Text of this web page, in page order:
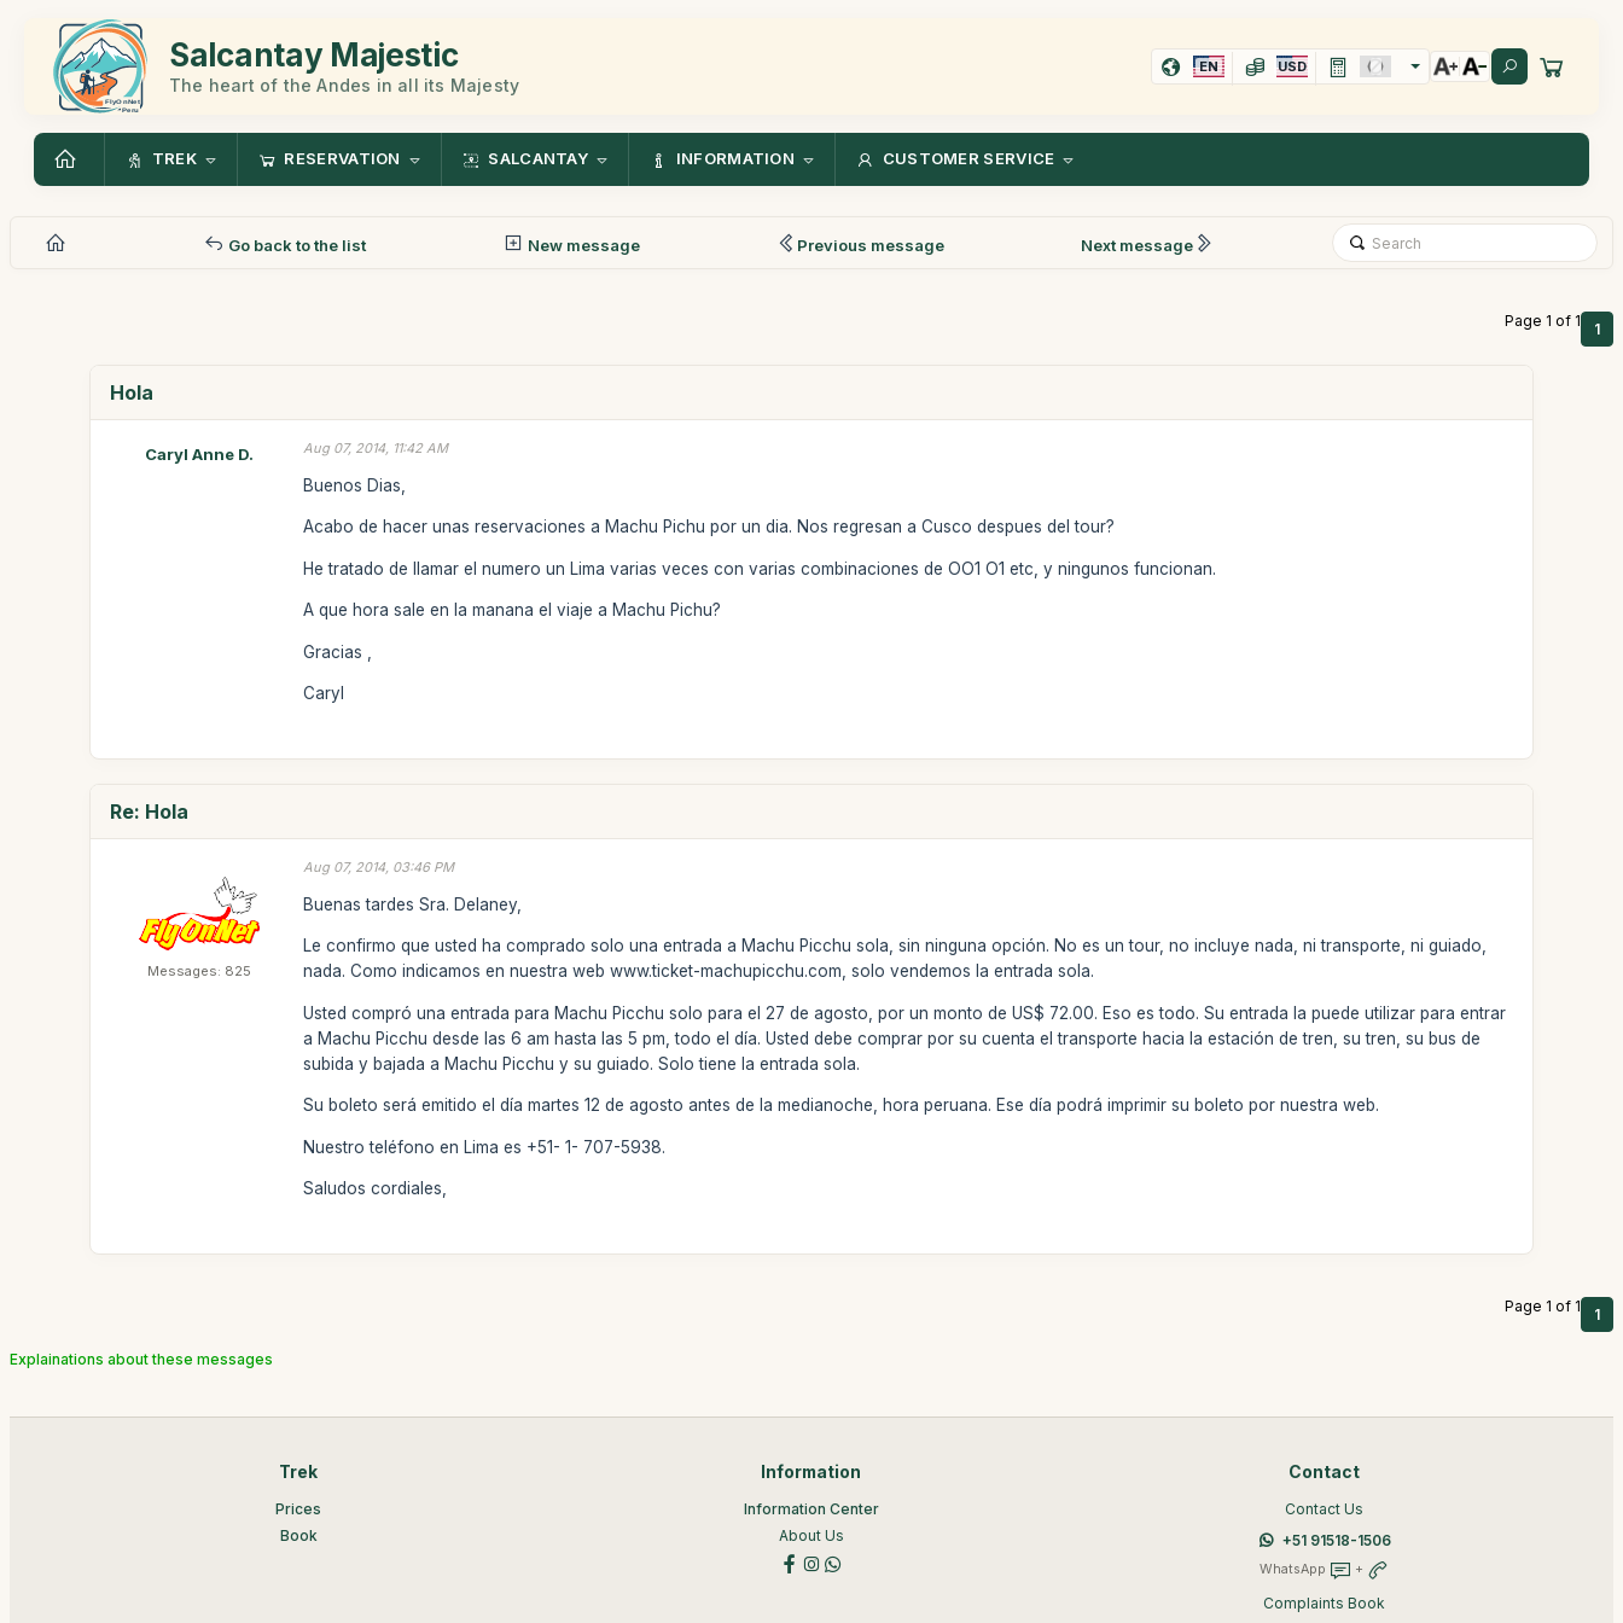
Salcantay Majestic
The heart of the Andes in all its Majesty
EN USD
TREK RESERVATION SALCANTAY INFORMATION CUSTOMER SERVICE
Go back to the list New message Previous message Next message
Page 1 of 1 1
Hola
Caryl Anne D. Aug 07, 2014, 11:42 AM
Buenos Dias,
Acabo de hacer unas reservaciones a Machu Pichu por un dia. Nos regresan a Cusco despues del tour?
He tratado de llamar el numero un Lima varias veces con varias combinaciones de OO1 O1 etc, y ningunos funcionan.
A que hora sale en la manana el viaje a Machu Pichu?
Gracias ,
Caryl
Re: Hola
Messages: 825
Aug 07, 2014, 03:46 PM
Buenas tardes Sra. Delaney,
Le confirmo que usted ha comprado solo una entrada a Machu Picchu sola, sin ninguna opción. No es un tour, no incluye nada, ni transporte, ni guiado,
nada. Como indicamos en nuestra web www.ticket-machupicchu.com, solo vendemos la entrada sola.
Usted compró una entrada para Machu Picchu solo para el 27 de agosto, por un monto de US$ 72.00. Eso es todo. Su entrada la puede utilizar para entrar
a Machu Picchu desde las 6 am hasta las 5 pm, todo el día. Usted debe comprar por su cuenta el transporte hacia la estación de tren, su tren, su bus de
subida y bajada a Machu Picchu y su guiado. Solo tiene la entrada sola.
Su boleto será emitido el día martes 12 de agosto antes de la medianoche, hora peruana. Ese día podrá imprimir su boleto por nuestra web.
Nuestro teléfono en Lima es +51- 1- 707-5938.
Saludos cordiales,
Page 1 of 1 1
Explainations about these messages
Trek
Prices
Book
Information
Information Center
About Us
Contact
Contact Us
+51 91518-1506
WhatsApp +
Complaints Book